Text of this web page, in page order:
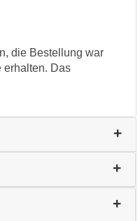
die Bestellung war
erhalten. Das